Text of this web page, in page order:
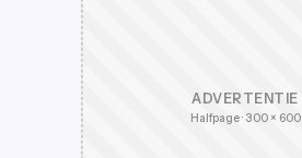
ADVERTENTIE
Halfpage · 300 × 600